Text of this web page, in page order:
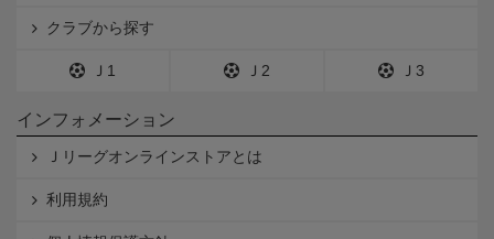
クラブから探す
Ｊ1 Ｊ2 Ｊ3
インフォメーション
Ｊリーグオンラインストアとは
利用規約